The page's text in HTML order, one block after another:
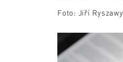
Foto: Jiří Ryszawy